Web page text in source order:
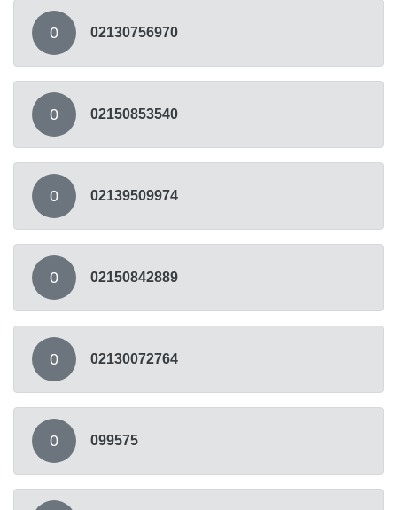
0 02130756970
0 02150853540
0 02139509974
0 02150842889
0 02130072764
0 099575